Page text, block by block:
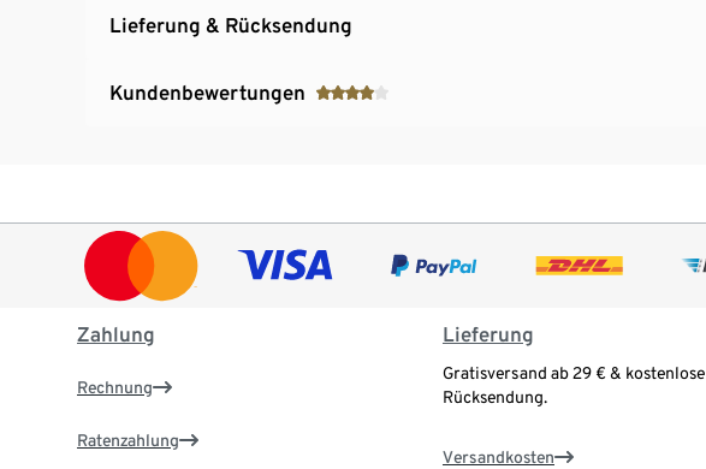
Lieferung & Rücksendung
Kundenbewertungen
Zahlung
Rechnung
Ratenzahlung
Lieferung
Gratisversand ab 29 € & kostenlose
Rücksendung.
Versandkosten